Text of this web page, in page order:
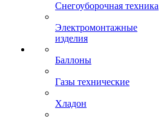
Снегоуборочная техника
Электромонтажные
изделия
Баллоны
Газы технические
Хладон